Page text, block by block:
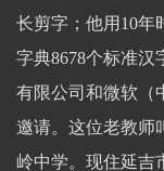
长剪字；他用10年
字典8678个标准汉
有限公司和微软（
邀请。这位老教师
岭中学。现住延吉